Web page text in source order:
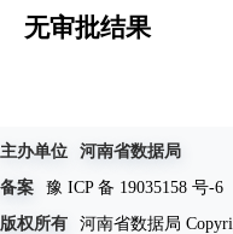
无审批结果
主办单位
河南省数据局
备案
豫 ICP 备 19035158 号-6
版权所有
河南省数据局